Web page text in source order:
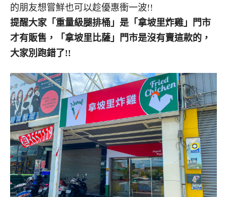
的朋友想嘗鮮也可以趁優惠衝一波!!
提醒大家「重量級腿排桶」是「拿坡里炸雞」門市
才有販售，「拿坡里比薩」門市是沒有賣這款的，
大家別跑錯了!!